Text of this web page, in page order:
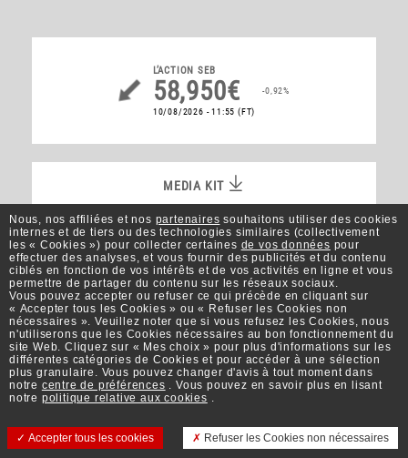
L’ACTION SEB
58,950€
10/08/2026 - 11:55 (FT)
-0,92%
MEDIA KIT
MEDIA KIT
Mieux Vivre
M'INSCRIRE À LA NEWSLETTER
Contact
Conditions d'utilisation
Nous, nos affiliées et nos partenaires souhaitons utiliser des cookies
internes et de tiers ou des technologies similaires (collectivement
les « Cookies ») pour collecter certaines de vos données pour
effectuer des analyses, et vous fournir des publicités et du contenu
ciblés en fonction de vos intérêts et de vos activités en ligne et vous
permettre de partager du contenu sur les réseaux sociaux.
Vous pouvez accepter ou refuser ce qui précède en cliquant sur
« Accepter tous les Cookies » ou « Refuser les Cookies non
nécessaires ». Veuillez noter que si vous refusez les Cookies, nous
n'utiliserons que les Cookies nécessaires au bon fonctionnement du
site Web. Cliquez sur « Mes choix » pour plus d'informations sur les
différentes catégories de Cookies et pour accéder à une sélection
plus granulaire. Vous pouvez changer d'avis à tout moment dans
notre centre de préférences . Vous pouvez en savoir plus en lisant
notre politique relative aux cookies .
Accepter tous les cookies Refuser les Cookies non nécessaires